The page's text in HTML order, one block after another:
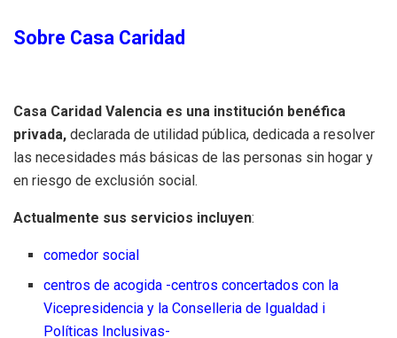
Sobre Casa Caridad
Casa Caridad Valencia es una institución benéfica
privada, declarada de utilidad pública, dedicada a resolver
las necesidades más básicas de las personas sin hogar y
en riesgo de exclusión social.
Actualmente sus servicios incluyen:
comedor social
centros de acogida -centros concertados con la
Vicepresidencia y la Conselleria de Igualdad i
Políticas Inclusivas-